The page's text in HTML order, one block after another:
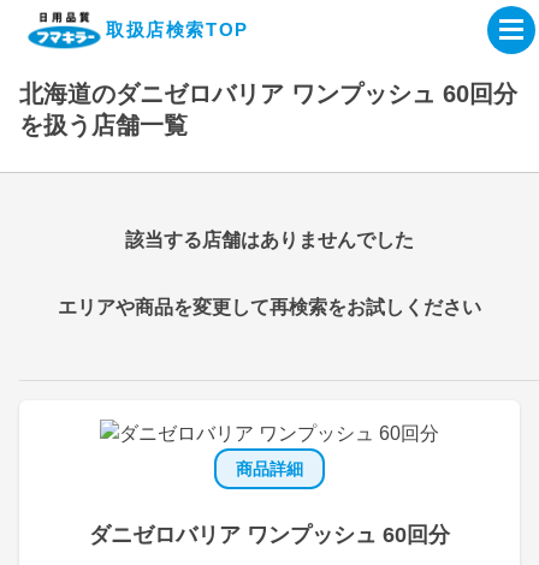
取扱店検索TOP
企業・IR情報サイト
製品情報サイト
オンラインショップ
製品検索はこちら
取扱店検索はこちら
北海道のダニゼロバリア ワンプッシュ 60回分
を扱う店舗一覧
商品詳細
ダニゼロバリア ワンプッシュ 60回分
該当する店舗はありませんでした
エリアや商品を変更して再検索をお試しください